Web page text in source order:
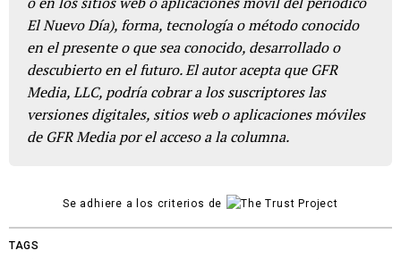
El Nuevo Día), forma, tecnología o método conocido
en el presente o que sea conocido, desarrollado o
descubierto en el futuro. El autor acepta que GFR
Media, LLC, podría cobrar a los suscriptores las
versiones digitales, sitios web o aplicaciones móviles
de GFR Media por el acceso a la columna.
Se adhiere a los criterios de
TAGS